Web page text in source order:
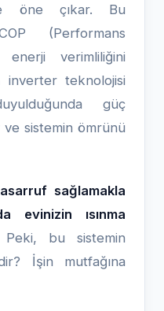
öne çıkar. Bu
(Performans
enerji verimliliğini
inverter teknolojisi
güç
sistemin ömrünü
sağlamakla
evinizin ısınma
Peki, bu sistemin
İşin mutfağına